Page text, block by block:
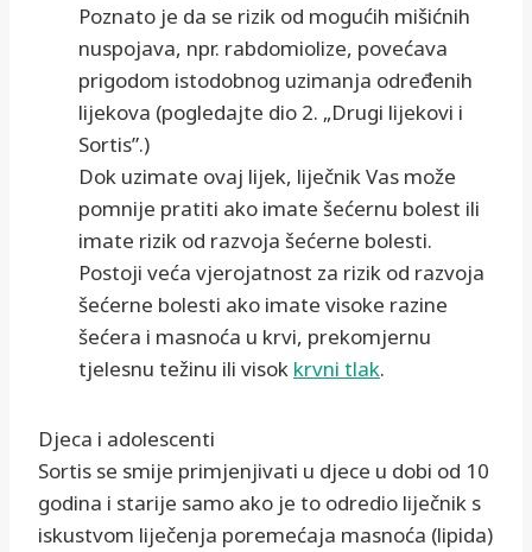
Poznato je da se rizik od mogućih mišićnih
nuspojava, npr. rabdomiolize, povećava
prigodom istodobnog uzimanja određenih
lijekova (pogledajte dio 2. „Drugi lijekovi i
Sortis”.)
Dok uzimate ovaj lijek, liječnik Vas može
pomnije pratiti ako imate šećernu bolest ili
imate rizik od razvoja šećerne bolesti.
Postoji veća vjerojatnost za rizik od razvoja
šećerne bolesti ako imate visoke razine
šećera i masnoća u krvi, prekomjernu
tjelesnu težinu ili visok krvni tlak.
Djeca i adolescenti
Sortis se smije primjenjivati u djece u dobi od 10
godina i starije samo ako je to odredio liječnik s
iskustvom liječenja poremećaja masnoća (lipida)